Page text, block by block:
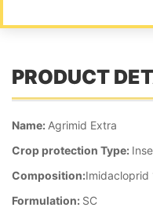
PRODUCT
Name: Agrimid Extra
Crop protection Type:
Composition:
Formulation: SC